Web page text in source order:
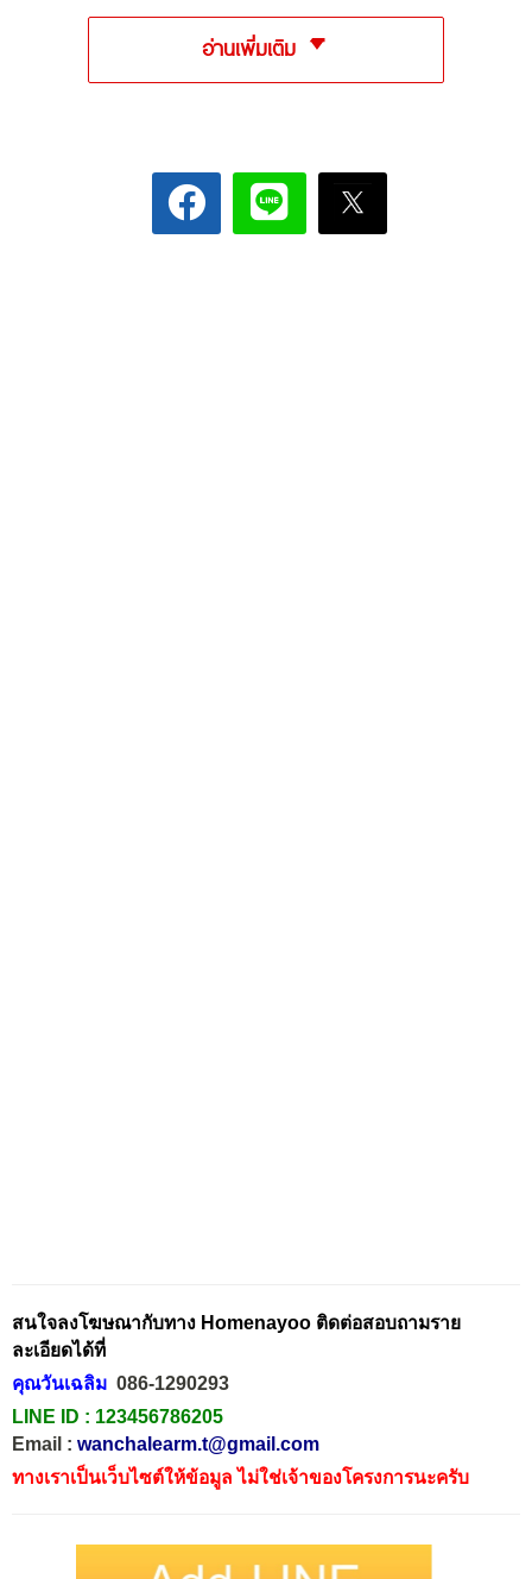
อ่านเพิ่มเติม
สนใจลงโฆษณากับทาง Homenayoo ติดต่อสอบถามราย
ละเอียดได้ที่
คุณวันเฉลิม 086-1290293
LINE ID : 123456786205
Email : wanchalearm.t@gmail.com
ทางเราเป็นเว็บไซต์ให้ข้อมูล ไม่ใช่เจ้าของโครงการนะครับ